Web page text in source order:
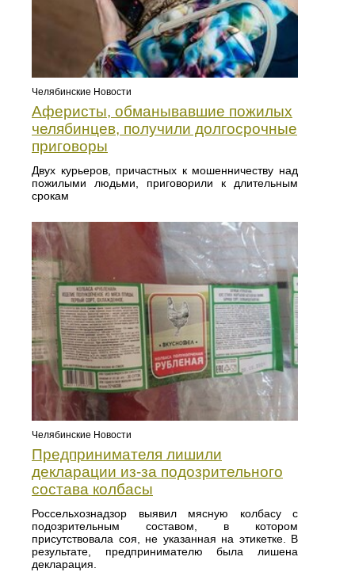
Челябинские Новости
Аферисты, обманывавшие пожилых
челябинцев, получили долгосрочные
приговоры
Двух курьеров, причастных к мошенничеству над
пожилыми людьми, приговорили к длительным
срокам
Челябинские Новости
Предпринимателя лишили
декларации из-за подозрительного
состава колбасы
Россельхознадзор выявил мясную колбасу с
подозрительным составом, в котором
присутствовала соя, не указанная на этикетке. В
результате, предпринимателю была лишена
декларация.